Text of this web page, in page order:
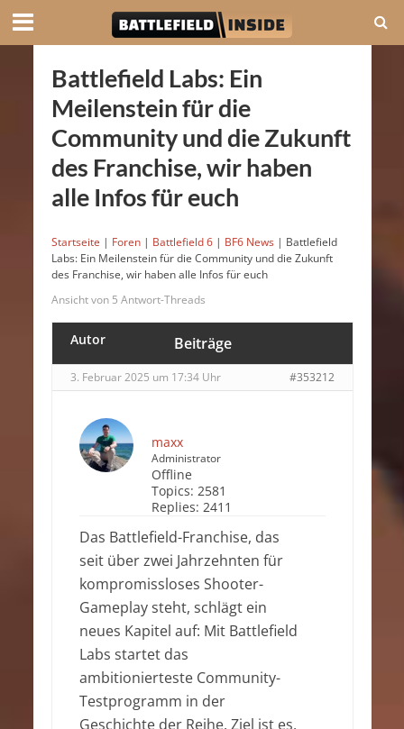
Battlefield Labs: Ein
Meilenstein für die
Community und die Zukunft
des Franchise, wir haben
alle Infos für euch
Startseite | Foren | Battlefield 6 | BF6 News | Battlefield
Labs: Ein Meilenstein für die Community und die Zukunft
des Franchise, wir haben alle Infos für euch
Ansicht von 5 Antwort-Threads
Autor Beiträge
3. Februar 2025 um 17:34 Uhr #353212
maxx
Administrator
Offline
Topics: 2581
Replies: 2411
Das Battlefield-Franchise, das
seit über zwei Jahrzehnten für
kompromissloses Shooter-
Gameplay steht, schlägt ein
neues Kapitel auf: Mit Battlefield
Labs startet das
ambitionierteste Community-
Testprogramm in der
Geschichte der Reihe. Ziel ist es,